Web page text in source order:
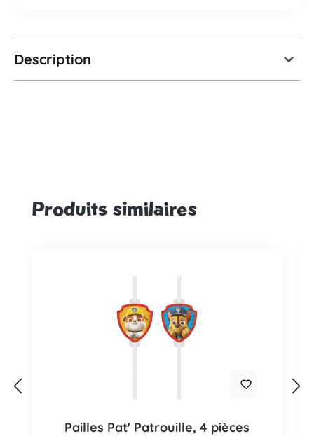
Description
Ignorer la galerie de produits
Produits similaires
Pailles Pat' Patrouille, 4 pièces